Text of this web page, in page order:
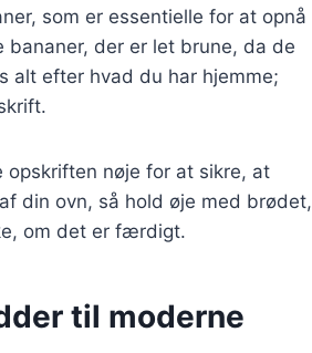
som er essentielle for at opnå
der er let brune, da de
alt efter hvad du har hjemme;
nøje for at sikre, at
din ovn, så hold øje med brødet,
om det er færdigt.
til moderne